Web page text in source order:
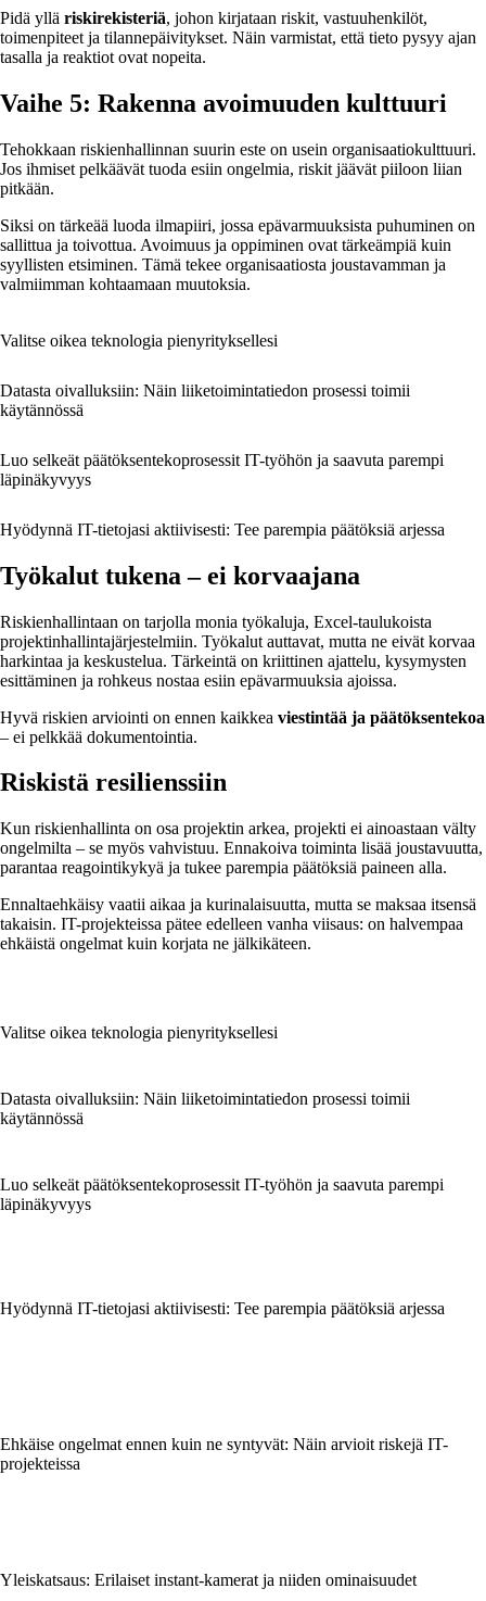
Pidä yllä riskirekisteriä, johon kirjataan riskit, vastuuhenkilöt,
toimenpiteet ja tilannepäivitykset. Näin varmistat, että tieto pysyy ajan
tasalla ja reaktiot ovat nopeita.
Vaihe 5: Rakenna avoimuuden kulttuuri
Tehokkaan riskienhallinnan suurin este on usein organisaatiokulttuuri.
Jos ihmiset pelkäävät tuoda esiin ongelmia, riskit jäävät piiloon liian
pitkään.
Siksi on tärkeää luoda ilmapiiri, jossa epävarmuuksista puhuminen on
sallittua ja toivottua. Avoimuus ja oppiminen ovat tärkeämpiä kuin
syyllisten etsiminen. Tämä tekee organisaatiosta joustavamman ja
valmiimman kohtaamaan muutoksia.
Valitse oikea teknologia pienyrityksellesi
Datasta oivalluksiin: Näin liiketoimintatiedon prosessi toimii
käytännössä
Luo selkeät päätöksentekoprosessit IT-työhön ja saavuta parempi
läpinäkyvyys
Hyödynnä IT-tietojasi aktiivisesti: Tee parempia päätöksiä arjessa
Työkalut tukena – ei korvaajana
Riskienhallintaan on tarjolla monia työkaluja, Excel-taulukoista
projektinhallintajärjestelmiin. Työkalut auttavat, mutta ne eivät korvaa
harkintaa ja keskustelua. Tärkeintä on kriittinen ajattelu, kysymysten
esittäminen ja rohkeus nostaa esiin epävarmuuksia ajoissa.
Hyvä riskien arviointi on ennen kaikkea viestintää ja päätöksentekoa
– ei pelkkää dokumentointia.
Riskistä resilienssiin
Kun riskienhallinta on osa projektin arkea, projekti ei ainoastaan välty
ongelmilta – se myös vahvistuu. Ennakoiva toiminta lisää joustavuutta,
parantaa reagointikykyä ja tukee parempia päätöksiä paineen alla.
Ennaltaehkäisy vaatii aikaa ja kurinalaisuutta, mutta se maksaa itsensä
takaisin. IT-projekteissa pätee edelleen vanha viisaus: on halvempaa
ehkäistä ongelmat kuin korjata ne jälkikäteen.
Valitse oikea teknologia pienyrityksellesi
Datasta oivalluksiin: Näin liiketoimintatiedon prosessi toimii
käytännössä
Luo selkeät päätöksentekoprosessit IT-työhön ja saavuta parempi
läpinäkyvyys
Hyödynnä IT-tietojasi aktiivisesti: Tee parempia päätöksiä arjessa
Ehkäise ongelmat ennen kuin ne syntyvät: Näin arvioit riskejä IT-
projekteissa
Yleiskatsaus: Erilaiset instant-kamerat ja niiden ominaisuudet